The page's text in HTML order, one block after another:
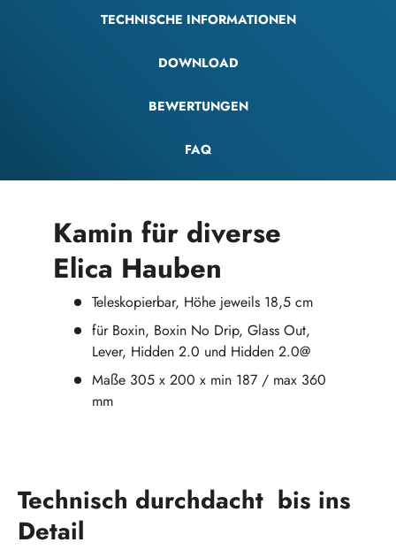
TECHNISCHE INFORMATIONEN
DOWNLOAD
BEWERTUNGEN
FAQ
Kamin für diverse
Elica Hauben
Teleskopierbar, Höhe jeweils 18,5 cm
für Boxin, Boxin No Drip, Glass Out,
Lever, Hidden 2.0 und Hidden 2.0@
Maße 305 x 200 x min 187 / max 360
mm
Technisch durchdacht bis ins
Detail